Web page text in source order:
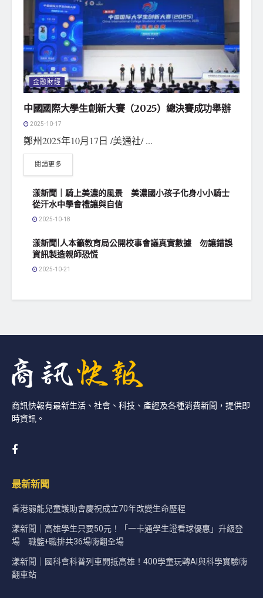
金融財經
中國國際大學生創新大賽（2025）總決賽成功舉辦
2025-10-17
鄭州2025年10月17日 /美通社/ ...
閱讀更多
漾新聞｜騎上美濃的風景 美濃國小孩子化身小小騎士
從汗水中學會禮讓與自信
2025-10-18
漾新聞|人本籲教育局公開校事會議真實數據 勿讓錯誤
資訊製造親師恐慌
2025-10-21
商訊快報有最新生活、社會、科技、產經及各種消費新聞，提供即
時資訊。
最新新聞
香港弱能兒童護助會慶祝成立70年改變生命歷程
漾新聞｜高雄學生只要50元！「一卡通學生證看球優惠」升級登
場 職籃+職排共36場嗨翻全場
漾新聞｜國科會科普列車開抵高雄！400學童玩轉AI與科學實驗嗨
翻車站